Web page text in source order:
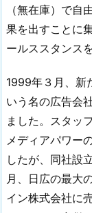
（無在庫）で
果を出すことに
ールススタンス
1999年３月、新
いう名の広告会
ました。スタッ
メディアパワー
したが、同社設
月、日広の最大
イン株式会社に